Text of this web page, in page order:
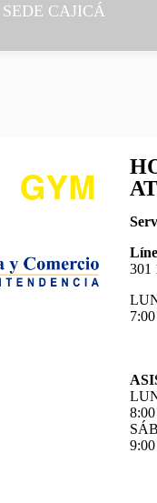
SEDE CAJICÁ
301